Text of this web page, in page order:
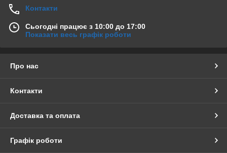
Контакти
Сьогодні працює з 10:00 до 17:00
Показати весь графік роботи
Про нас
Контакти
Доставка та оплата
Графік роботи